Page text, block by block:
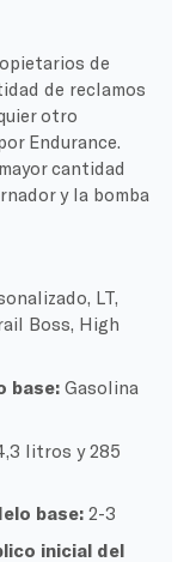
de
de reclamos
otro
Endurance.
cantidad
y la bomba
LT,
Boss, High
base: Gasolina
litros y 285
base: 2-3
inicial del